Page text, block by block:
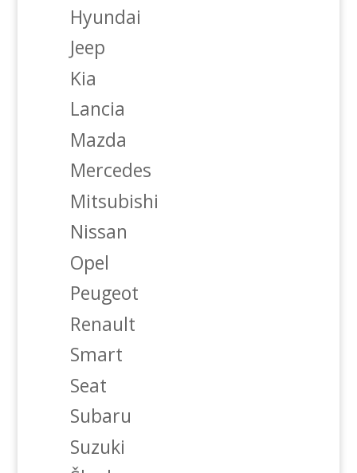
Hyundai
Jeep
Kia
Lancia
Mazda
Mercedes
Mitsubishi
Nissan
Opel
Peugeot
Renault
Smart
Seat
Subaru
Suzuki